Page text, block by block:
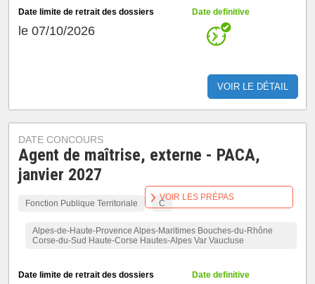
Date limite de retrait des dossiers
le 07/10/2026
Date definitive
VOIR LE DÉTAIL
DATE CONCOURS
Agent de maîtrise, externe - PACA,
janvier 2027
Fonction Publique Territoriale C
Alpes-de-Haute-Provence Alpes-Maritimes Bouches-du-Rhône
Corse-du-Sud Haute-Corse Hautes-Alpes Var Vaucluse
Date limite de retrait des dossiers Date definitive
VOIR LES PRÉPAS